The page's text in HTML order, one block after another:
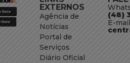
EXTERNOS
Agência de
Notícias
Portal de
Serviços
Diário Oficial
(48)
E-